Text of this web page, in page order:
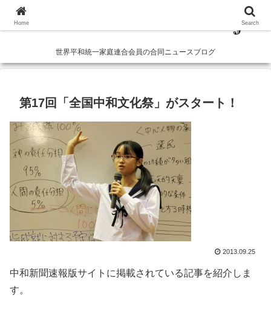
世界平和統一家庭連合会員の合同ニュースブログ
第17回「全国中和文化祭」がスタート！
2013.09.25
中和新聞速報版サイトに掲載されている記事を紹介しま
す。
Home Search